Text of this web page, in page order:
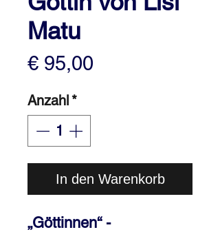
Matu
€ 95,00
Anzahl*
In den Warenkorb
„Göttinnen“ -